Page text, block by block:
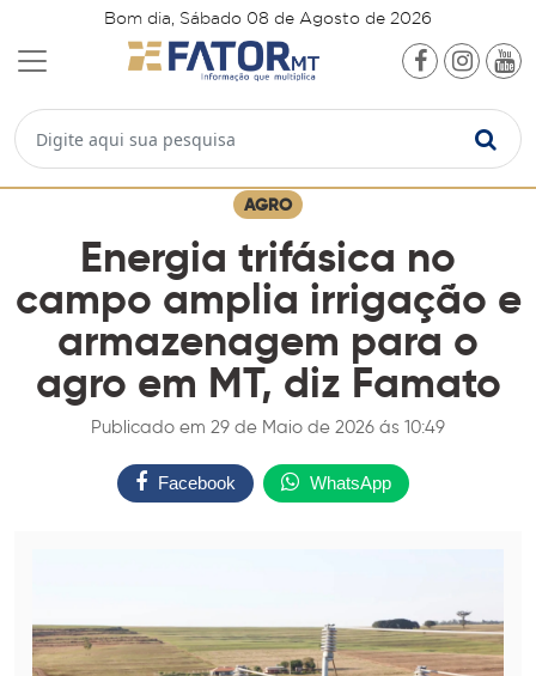
Bom dia, Sábado 08 de Agosto de 2026
AGRO
Energia trifásica no
campo amplia irrigação e
armazenagem para o
agro em MT, diz Famato
Publicado em 29 de Maio de 2026 ás 10:49
Facebook WhatsApp